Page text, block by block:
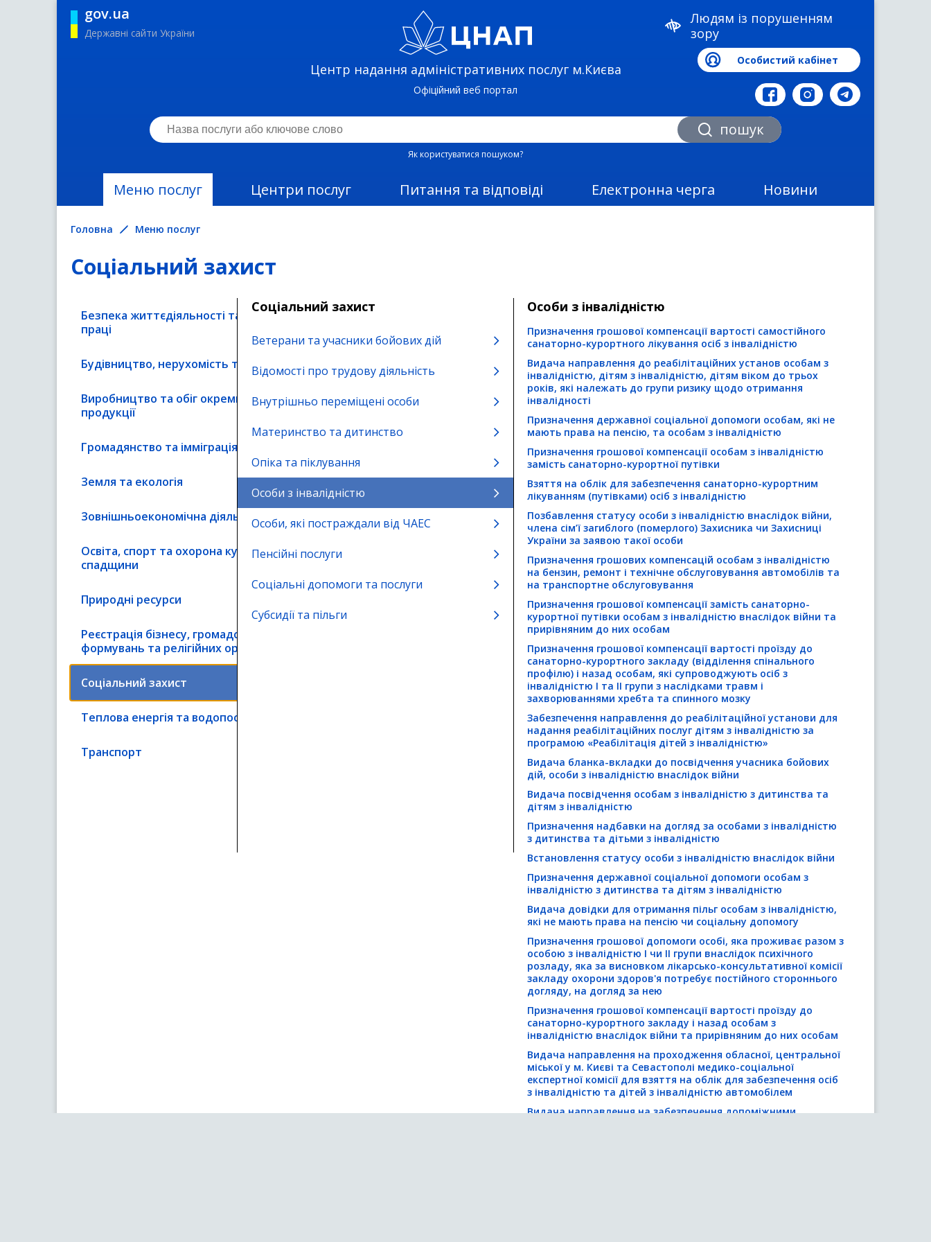
gov.ua
Державні сайти України
Центр надання адміністративних послуг м.Києва
Офіційний веб портал
Людям із порушенням
зору
Особистий кабінет
пошук
Як користуватися пошуком?
Меню послуг Центри послуг Питання та відповіді Електронна черга Новини
Головна Меню послуг
Соціальний захист
Безпека життєдіяльності та охорона
праці
Будівництво, нерухомість та реклама
Виробництво та обіг окремих видів
продукції
Громадянство та імміграція
Земля та екологія
Зовнішньоекономічна діяльність
Освіта, спорт та охорона культурної
спадщини
Природні ресурси
Реєстрація бізнесу, громадських
формувань та релігійних організацій
Соціальний захист
Соціальний захист
Ветерани та учасники бойових дій
Відомості про трудову діяльність
Внутрішньо переміщені особи
Материнство та дитинство
Опіка та піклування
Особи з інвалідністю
Особи з інвалідністю
Призначення грошової компенсації вартості самостійного
санаторно-курортного лікування осіб з інвалідністю
Видача направлення до реабілітаційних установ особам з
інвалідністю, дітям з інвалідністю, дітям віком до трьох
років, які належать до групи ризику щодо отримання
інвалідності
Призначення державної соціальної допомоги особам, які не
мають права на пенсію, та особам з інвалідністю
Призначення грошової компенсації особам з інвалідністю
замість санаторно-курортної путівки
Взяття на облік для забезпечення санаторно-курортним
лікуванням (путівками) осіб з інвалідністю
Позбавлення статусу особи з інвалідністю внаслідок війни,
члена сім’ї загиблого (померлого) Захисника чи Захисниці
України за заявою такої особи
Призначення грошових компенсацій особам з інвалідністю
на бензин, ремонт і технічне обслуговування автомобілів та
на транспортне обслуговування
Призначення грошової компенсації замість санаторно-
курортної путівки особам з інвалідністю внаслідок війни та
прирівняним до них особам
Призначення грошової компенсації вартості проїзду до
санаторно-курортного закладу (відділення спінального
профілю) і назад особам, які супроводжують осіб з
інвалідністю I та II групи з наслідками травм і
захворюваннями хребта та спинного мозку
Забезпечення направлення до реабілітаційної установи для
надання реабілітаційних послуг дітям з інвалідністю за
програмою «Реабілітація дітей з інвалідністю»
Видача бланка-вкладки до посвідчення учасника бойових
дій, особи з інвалідністю внаслідок війни
Видача посвідчення особам з інвалідністю з дитинства та
дітям з інвалідністю
Призначення надбавки на догляд за особами з інвалідністю
з дитинства та дітьми з інвалідністю
Встановлення статусу особи з інвалідністю внаслідок війни
Призначення державної соціальної допомоги особам з
інвалідністю з дитинства та дітям з інвалідністю
Видача довідки для отримання пільг особам з інвалідністю,
які не мають права на пенсію чи соціальну допомогу
Призначення грошової допомоги особі, яка проживає разом з
особою з інвалідністю І чи ІІ групи внаслідок психічного
розладу, яка за висновком лікарсько-консультативної комісії
закладу охорони здоров'я потребує постійного стороннього
догляду, на догляд за нею
Призначення грошової компенсації вартості проїзду до
санаторно-курортного закладу і назад особам з
інвалідністю внаслідок війни та прирівняним до них особам
Видача направлення на проходження обласної, центральної
міської у м. Києві та Севастополі медико-соціальної
експертної комісії для взяття на облік для забезпечення осіб
з інвалідністю та дітей з інвалідністю автомобілем
Видача направлення на забезпечення допоміжними
Особи, які постраждали від ЧАЕС
Пенсійні послуги
Соціальні допомоги та послуги
Субсидії та пільги
Теплова енергія та водопостачання
Транспорт